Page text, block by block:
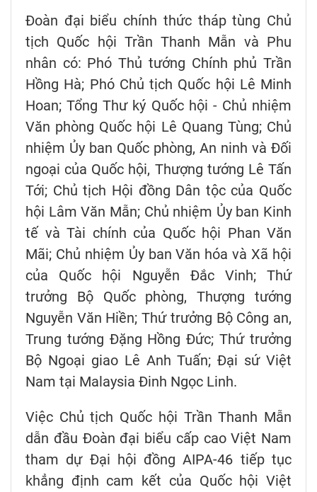
Đoàn đại biểu chính thức tháp tùng Chủ
tịch Quốc hội Trần Thanh Mẫn và Phu
nhân có: Phó Thủ tướng Chính phủ Trần
Hồng Hà; Phó Chủ tịch Quốc hội Lê Minh
Hoan; Tổng Thư ký Quốc hội - Chủ nhiệm
Văn phòng Quốc hội Lê Quang Tùng; Chủ
nhiệm Ủy ban Quốc phòng, An ninh và Đối
ngoại của Quốc hội, Thượng tướng Lê Tấn
Tới; Chủ tịch Hội đồng Dân tộc của Quốc
hội Lâm Văn Mẫn; Chủ nhiệm Ủy ban Kinh
tế và Tài chính của Quốc hội Phan Văn
Mãi; Chủ nhiệm Ủy ban Văn hóa và Xã hội
của Quốc hội Nguyễn Đắc Vinh; Thứ
trưởng Bộ Quốc phòng, Thượng tướng
Nguyễn Văn Hiền; Thứ trưởng Bộ Công an,
Trung tướng Đặng Hồng Đức; Thứ trưởng
Bộ Ngoại giao Lê Anh Tuấn; Đại sứ Việt
Nam tại Malaysia Đinh Ngọc Linh.
Việc Chủ tịch Quốc hội Trần Thanh Mẫn
dẫn đầu Đoàn đại biểu cấp cao Việt Nam
tham dự Đại hội đồng AIPA-46 tiếp tục
khẳng định cam kết của Quốc hội Việt